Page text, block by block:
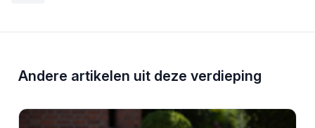
Andere artikelen uit deze verdieping